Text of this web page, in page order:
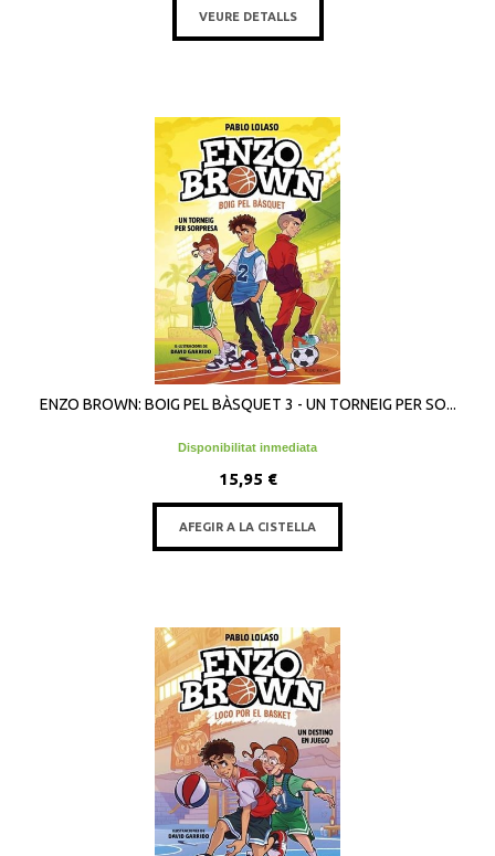
VEURE DETALLS
ENZO BROWN: BOIG PEL BÀSQUET 3 - UN TORNEIG PER SO...
Disponibilitat inmediata
15,95 €
AFEGIR A LA CISTELLA